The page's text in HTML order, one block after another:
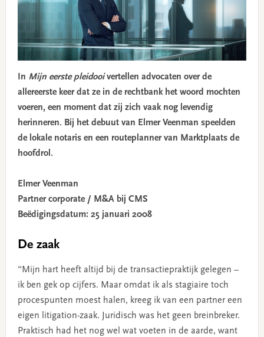
In Mijn eerste pleidooivertellen advocaten over de
allereerste keer dat ze in de rechtbank het woord mochten
voeren, een moment dat zij zich vaak nog levendig
herinneren. Bij het debuut van Elmer Veenman speelden
de lokale notaris en een routeplanner van Marktplaats de
hoofdrol.
Elmer Veenman
Partner corporate / M&A bij CMS
Beëdigingsdatum: 25 januari 2008
De zaak
“Mijn hart heeft altijd bij de transactiepraktijk gelegen –
ik ben gek op cijfers. Maar omdat ik als stagiaire toch
procespunten moest halen, kreeg ik van een partner een
eigen litigation-zaak. Juridisch was het geen breinbreker.
Praktisch had het nog wel wat voeten in de aarde, want